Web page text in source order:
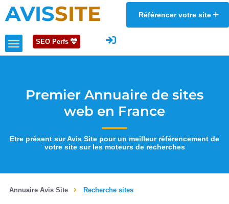
AVISSITE Référencer votre site
SEO Perfs
Premier Annuaire de sites
web en France
Etre présent sur Avis Site pour un meilleur référencement de
votre site sur les moteurs de recherches
Annuaire Avis Site Recherche sites